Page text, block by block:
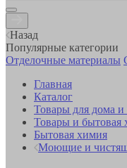
Назад
Популярные категории
Отделочные материалы
Главная
Каталог
Товары для дома и
Товары и бытовая
Бытовая химия
Моющие и